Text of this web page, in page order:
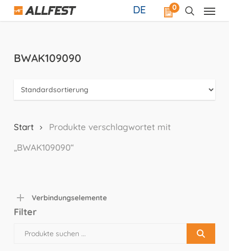
Skip
0
DE
BWAK109090
Start
Produkte verschlagwortet mit
„BWAK109090“
Verbindungselemente
Filter